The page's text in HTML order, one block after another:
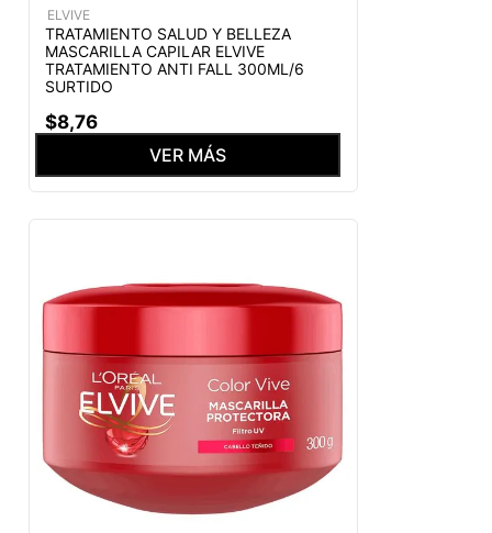
ELVIVE
TRATAMIENTO SALUD Y BELLEZA
MASCARILLA CAPILAR ELVIVE
TRATAMIENTO ANTI FALL 300ML/6
SURTIDO
$8,76
VER MÁS